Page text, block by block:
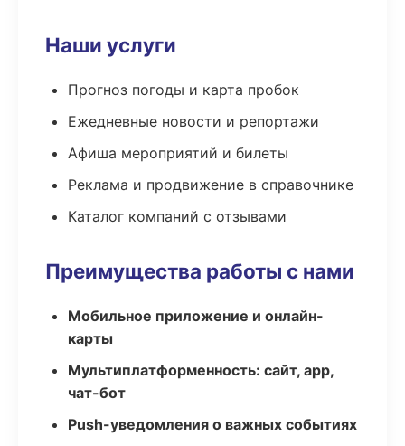
Наши услуги
Прогноз погоды и карта пробок
Ежедневные новости и репортажи
Афиша мероприятий и билеты
Реклама и продвижение в справочнике
Каталог компаний с отзывами
Преимущества работы с нами
Мобильное приложение и онлайн-
карты
Мультиплатформенность: сайт, app,
чат-бот
Push-уведомления о важных событиях